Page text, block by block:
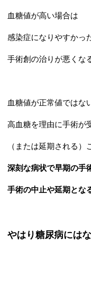
血糖値が高い場合は
感染症になりやすかっ
手術創の治りが悪くな
血糖値が正常値ではな
高血糖を理由に手術が
（または延期される）
深刻な病状で早期の手
手術の中止や延期とな
やはり糖尿病には